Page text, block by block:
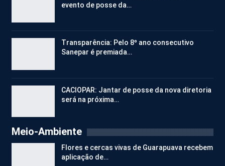
evento de posse da…
Transparência: Pelo 8º ano consecutivo
Sanepar é premiada…
CACIOPAR: Jantar de posse da nova diretoria
será na próxima…
Meio-Ambiente
Flores e cercas vivas de Guarapuava recebem
aplicação de…